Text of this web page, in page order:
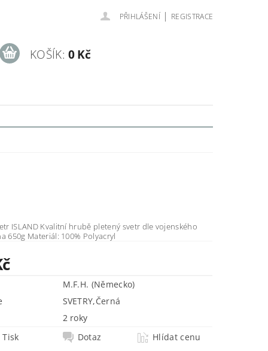
PŘIHLÁŠENÍ | REGISTRACE
KOŠÍK: 0 Kč
pletený svetr dle vojenského
vzoru. Váha 650g Materiál: 100% Polyacryl
M.F.H. (Německo)
SVETRY,Černá
2 roky
Tisk
Dotaz
Hlídat cenu